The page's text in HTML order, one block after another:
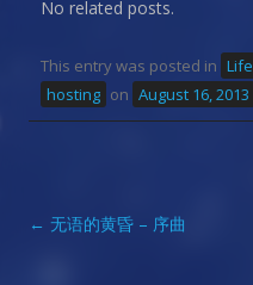
No related posts.
This entry was posted in Life
hosting on August 16, 2013
Post
← 无语的黄昏 – 序曲